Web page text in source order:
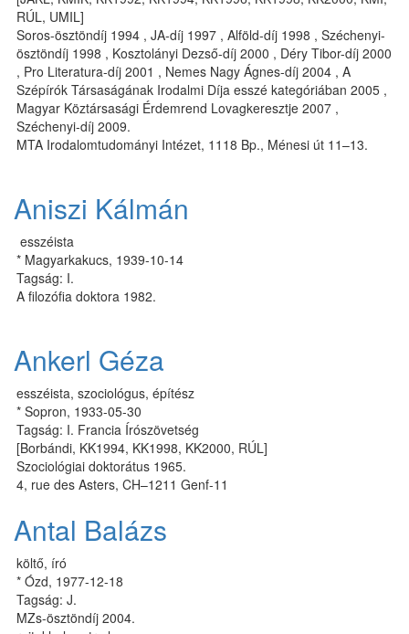
RÚL, UMIL]
So­ros-ösz­tön­díj 1994 , JA-díj 1997 , Al­föld-díj 1998 , Szé­che­nyi-
ösz­tön­díj 1998 , Kosztolányi Dezső-díj 2000 , Déry Tibor-díj 2000
, Pro Literatura-díj 2001 , Nemes Nagy Ágnes-díj 2004 , A
Szépírók Társaságának Irodalmi Díja esszé kategóriában 2005 ,
Magyar Köztársasági Érdemrend Lovagkeresztje 2007 ,
Széchenyi-díj 2009.
MTA Iro­da­lom­tu­do­má­nyi In­té­zet, 1118 Bp., Mé­ne­si út 11–13.
Aniszi Kálmán
esszéista
* Magyarkakucs, 1939-10-14
Tagság: I.
A filozófia doktora 1982.
Ankerl Géza
esszéista, szociológus, építész
* Sopron, 1933-05-30
Tagság: I. Francia Írószövetség
[Borbándi, KK1994, KK1998, KK2000, RÚL]
Szociológiai doktorátus 1965.
4, rue des Asters, CH–1211 Genf-11
Antal Balázs
költő, író
* Ózd, 1977-12-18
Tagság: J.
MZs-ösz­tön­díj 2004.